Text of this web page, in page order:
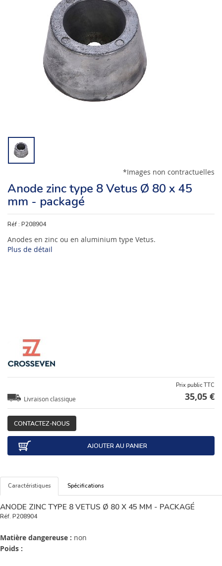
*Images non contractuelles
Anode zinc type 8 Vetus Ø 80 x 45
mm - packagé
Réf : P208904
Anodes en zinc ou en aluminium type Vetus.
Plus de détail
Livraison classique
Prix public TTC
35,05 €
CONTACTEZ-NOUS
AJOUTER AU PANIER
Caractéristiques Spécifications
ANODE ZINC TYPE 8 VETUS Ø 80 X 45 MM - PACKAGÉ
Réf. P208904
Matière dangereuse : non
Poids :